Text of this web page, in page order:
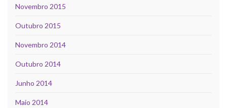
Novembro 2015
Outubro 2015
Novembro 2014
Outubro 2014
Junho 2014
Maio 2014